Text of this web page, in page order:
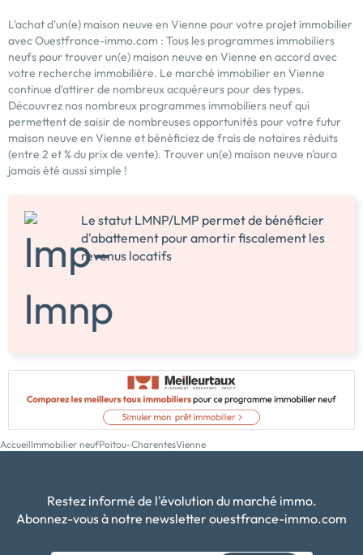
L'achat d'un(e) maison neuve en Vienne pour votre projet immobilier
avec Ouestfrance-immo.com : Tous les programmes immobiliers
neufs pour trouver un(e) maison neuve en Vienne en accord avec
votre recherche immobilière. Le marché immobilier en Vienne
continue d'attirer de nombreux acquéreurs pour des types.
Découvrez nos nombreux programmes immobiliers neuf qui
permettent de saisir de nombreuses opportunités pour votre futur
maison neuve en Vienne et bénéficiez de frais de notaires réduits
(entre 2 et % du prix de vente). Trouver un(e) maison neuve n'aura
jamais été aussi simple !
Le statut LMNP/LMP permet de bénéficier
d'abattement pour amortir fiscalement les
revenus locatifs
AccueilImmobilier neufPoitou-CharentesVienne
Restez informé de l'évolution du marché immo.
Abonnez-vous à notre newsletter ouestfrance-immo.com